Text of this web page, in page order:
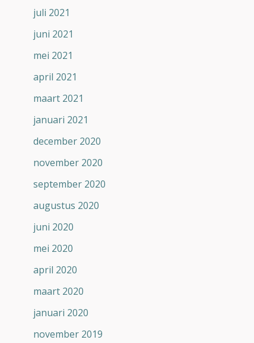
juli 2021
juni 2021
mei 2021
april 2021
maart 2021
januari 2021
december 2020
november 2020
september 2020
augustus 2020
juni 2020
mei 2020
april 2020
maart 2020
januari 2020
november 2019